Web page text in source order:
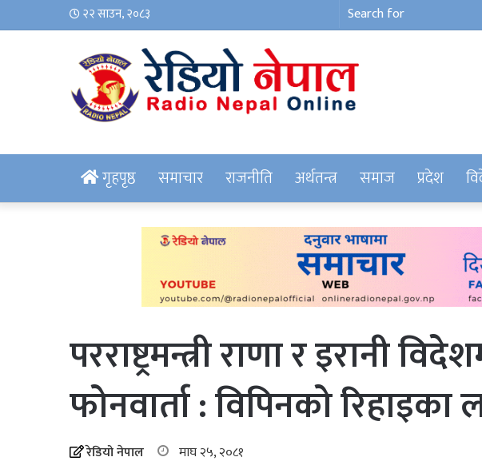
२२ साउन, २०८३
गृहपृष्ठ समाचार राजनीति अर्थतन्त्र समाज प्रदेश
परराष्ट्रमन्त्री राणा र इरानी
फोनवार्ता : विपिनको
रेडियो नेपाल माघ २५, २०८१